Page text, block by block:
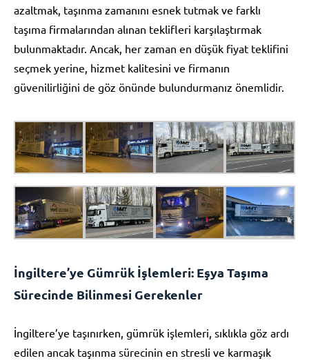
azaltmak, taşınma zamanını esnek tutmak ve farklı
taşıma firmalarından alınan teklifleri karşılaştırmak
bulunmaktadır. Ancak, her zaman en düşük fiyat teklifini
seçmek yerine, hizmet kalitesini ve firmanın
güvenilirliğini de göz önünde bulundurmanız önemlidir.
İngiltere’ye Gümrük İşlemleri: Eşya Taşıma
Sürecinde Bilinmesi Gerekenler
İngiltere’ye taşınırken, gümrük işlemleri, sıklıkla göz ardı
edilen ancak taşınma sürecinin en stresli ve karmaşık